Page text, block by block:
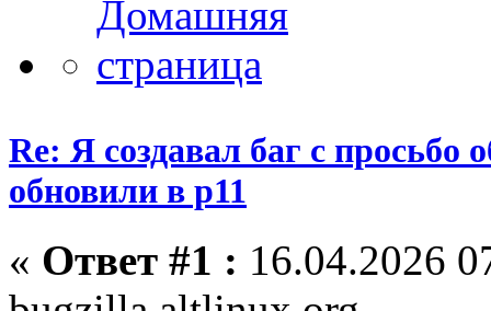
Re: Я создавал баг с просьбо
обновили в p11
« Ответ #1 : 16.04.2026